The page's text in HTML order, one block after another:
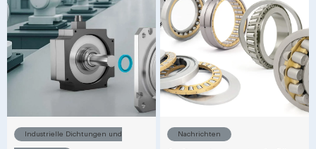
Industrielle Dichtungen und Nachrichten